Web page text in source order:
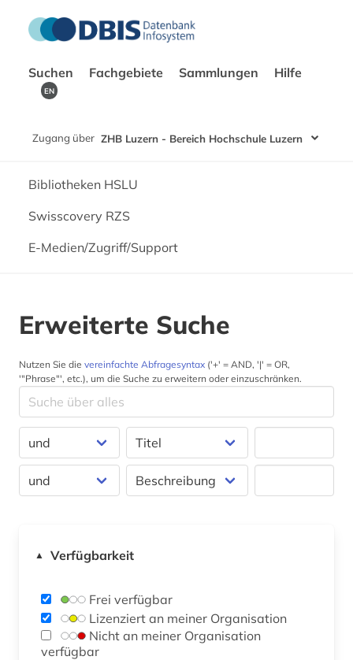
Suchen Fachgebiete Sammlungen Hilfe
EN
Zugang über ZHB Luzern - Bereich Hochschule Luzern
Bibliotheken HSLU
Swisscovery RZS
E-Medien/Zugriff/Support
Erweiterte Suche
Nutzen Sie die vereinfachte Abfragesyntax ('+' = AND, '|' = OR,
'"Phrase"', etc.), um die Suche zu erweitern oder einzuschränken.
▲ Verfügbarkeit
Frei verfügbar
Lizenziert an meiner Organisation
verfügbar